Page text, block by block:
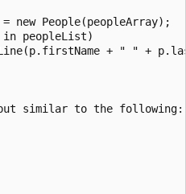
new People(peopleArray);
peopleList)
+ " " +
similar to the following: